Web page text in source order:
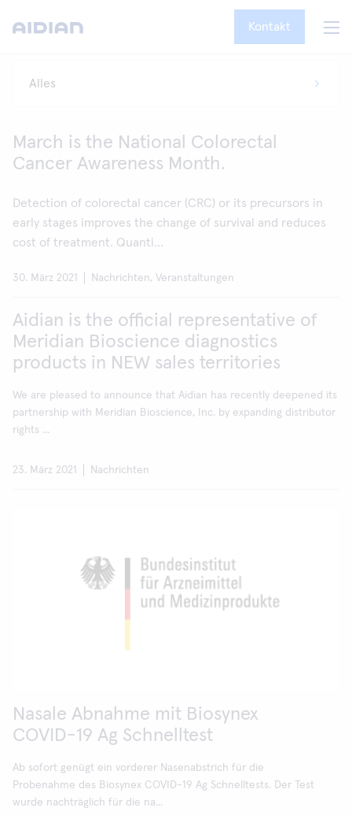
Kontakt
March is the National Colorectal
Cancer Awareness Month.
Detection of colorectal cancer (CRC) or its precursors in
early stages improves the change of survival and reduces
cost of treatment. Quanti...
30. März 2021 Nachrichten, Veranstaltungen
Aidian is the official representative of
Meridian Bioscience diagnostics
products in NEW sales territories
We are pleased to announce that Aidian has recently deepened its
partnership with Meridian Bioscience, Inc. by expanding distributor
rights ...
23. März 2021 Nachrichten
Nasale Abnahme mit Biosynex
COVID-19 Ag Schnelltest
Ab sofort genügt ein vorderer Nasenabstrich für die
Probenahme des Biosynex COVID-19 Ag Schnelltests. Der Test
wurde nachträglich für die na...